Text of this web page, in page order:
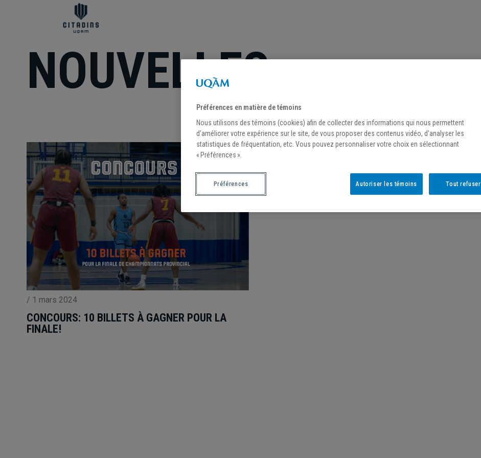
NOUVELLES
/ 1 mars 2024
CONCOURS: 10 BILLETS À GAGNER POUR LA
FINALE!
Préférences en matière de témoins
Nous utilisons des témoins (cookies) afin de collecter des informations qui nous permettent
d’améliorer votre expérience sur le site, de vous proposer des contenus vidéo, d’analyser les
statistiques de fréquentation, etc. Vous pouvez personnaliser votre choix en sélectionnant
« Préférences ».
Tout refuser
Autoriser les témoins
Préférences